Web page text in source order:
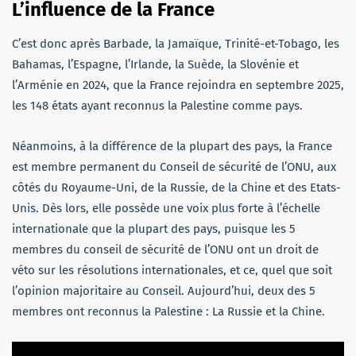
L’influence de la France
C’est donc après Barbade, la Jamaïque, Trinité-et-Tobago, les
Bahamas, l’Espagne, l’Irlande, la Suède, la Slovénie et
l’Arménie en 2024, que la France rejoindra en septembre 2025,
les 148 états ayant reconnus la Palestine comme pays.
Néanmoins, à la différence de la plupart des pays, la France
est membre permanent du Conseil de sécurité de l’ONU, aux
côtés du Royaume-Uni, de la Russie, de la Chine et des Etats-
Unis. Dès lors, elle possède une voix plus forte à l’échelle
internationale que la plupart des pays, puisque les 5
membres du conseil de sécurité de l’ONU ont un droit de
véto sur les résolutions internationales, et ce, quel que soit
l’opinion majoritaire au Conseil. Aujourd’hui, deux des 5
membres ont reconnus la Palestine : La Russie et la Chine.